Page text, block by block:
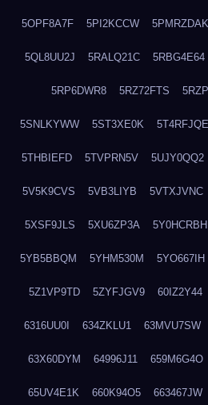
5OPF8A7F 5PI2KCCW 5PMRZDAK
5QL8UU2J 5RALQ21C 5RBG4E64
5RP6DWR8 5RZ72FTS
5SNLKYWW 5ST3XE0K 5T4RFJQE
5THBIEFD 5TVPRN5V 5UJY0QQ2
5V5K9CVS 5VB3LIYB 5VTXJVNC
5XSF9JLS 5XU6ZP3A 5Y0HCRBH
5YB5BBQM 5YHM530M 5YO667IH
5Z1VP9TD 5ZYFJGV9 60IZ2Y44
6316UU0I 634ZKLU1 63MVU7SW
63X60DYM 64996J11 659M6G4O
65UV4E1K 660K94O5 663467JW